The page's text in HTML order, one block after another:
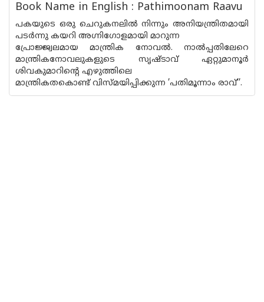
Book Name in English : Pathimoonam Raavu
പകയുടെ ഒരു ചെറുകനലിൽ നിന്നും അനിയന്ത്രിതമായി
പടർന്നു കയറി അഗ്നിഗോളമായി മാറുന്ന
പ്രോജ്ജ്വലമായ മാന്ത്രിക നോവൽ. നാൽപ്പതിലേറെ
മാന്ത്രികനോവലുകളുടെ സൃഷ്ടാവ് ഏറ്റുമാനൂർ
ശിവകുമാറിൻ്റെ എഴുത്തിലെ
മാന്ത്രികതകൊണ്ട് വിസ്‌മയിപ്പിക്കുന്ന ’പതിമൂന്നാം രാവ്’’.